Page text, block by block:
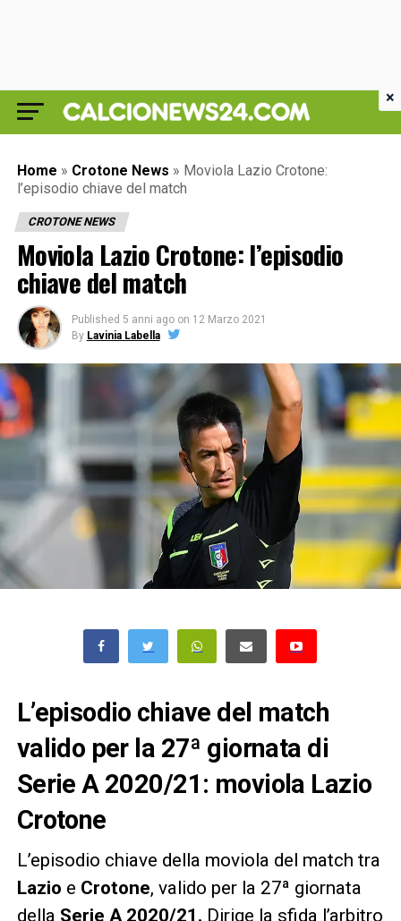
Home » Crotone News » Moviola Lazio Crotone:
l’episodio chiave del match
CROTONE NEWS
Moviola Lazio Crotone: l’episodio
chiave del match
Published 5 anni ago on 12 Marzo 2021
By Lavinia Labella
L’episodio chiave del match
valido per la 27ª giornata di
Serie A 2020/21: moviola Lazio
Crotone
L’episodio chiave della moviola del match tra
Lazio e Crotone, valido per la 27ª giornata
della Serie A 2020/21 . Dirige la sfida l’arbitro
×